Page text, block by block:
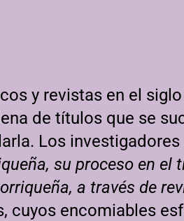
y revistas en el
de títulos que se
Los
su proceso en el
a través de
cuyos encomiables